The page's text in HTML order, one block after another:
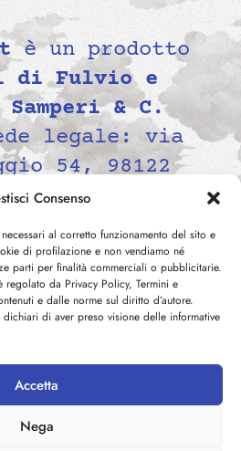
Consenso
al corretto funzionamento del sito e
di profilazione e non vendiamo né
parti per finalità commerciali o pubblicitarie.
regolato da Privacy Policy, Termini e
e dalle norme sul diritto d’autore.
di aver preso visione delle informative
Accetta
Nega
è un prodotto
di Fulvio e
Samperi & C.
legale: via
54, 98122
Italia P.IVA
-
Cookie Policy